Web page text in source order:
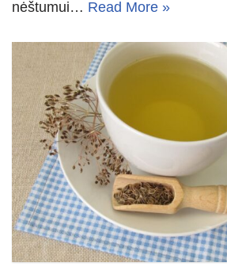
nėštumui… Read More »